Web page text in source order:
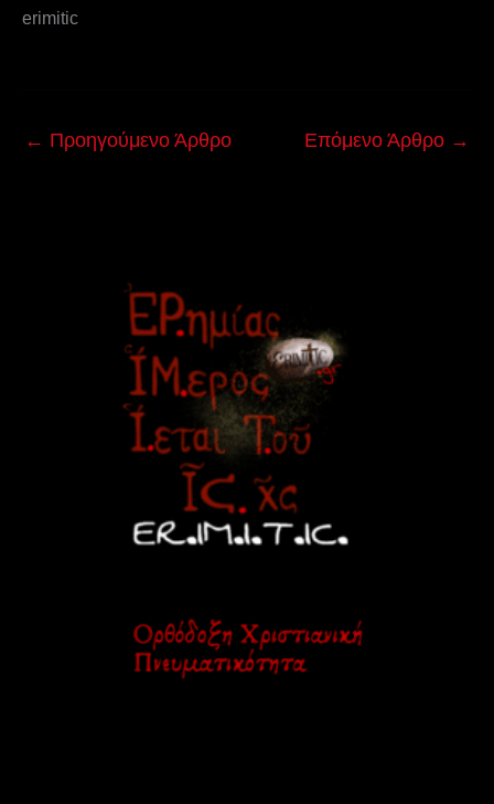
erimitic
← Προηγούμενο Άρθρο Επόμενο Άρθρο →